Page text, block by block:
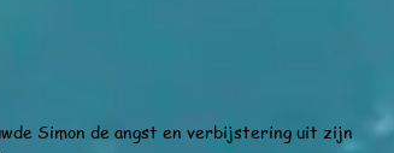
Simon de angst en verbijstering uit zijn